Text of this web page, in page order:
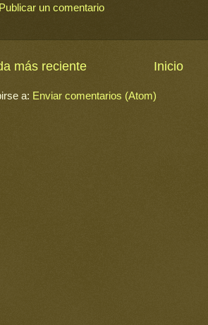
Publicar un comentario
más reciente Inicio
a: Enviar comentarios (Atom)